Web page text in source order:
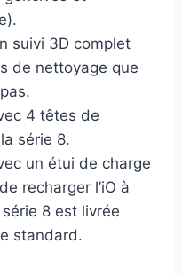
suivi 3D complet
de nettoyage que
4 têtes de
série 8.
un étui de charge
recharger l’iO à
série 8 est livrée
standard.